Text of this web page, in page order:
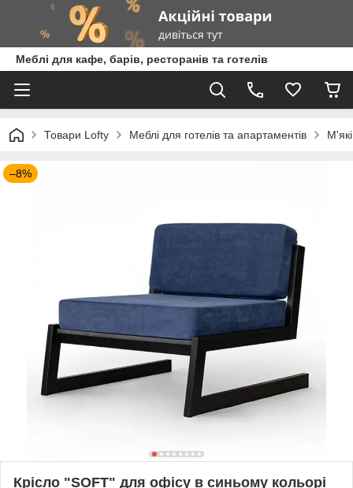
Меблі для кафе, барів, ресторанів та готелів
Товари Lofty Меблі для готелів та апартаментів
–8%
Крісло "SOFT" для офісу в синьому кольорі